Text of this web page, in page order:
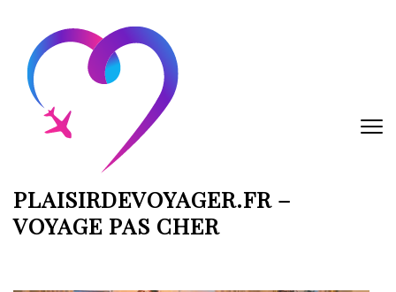
contenu
(Pressez
Entrée)
PLAISIRDEVOYAGER.FR –
VOYAGE PAS CHER